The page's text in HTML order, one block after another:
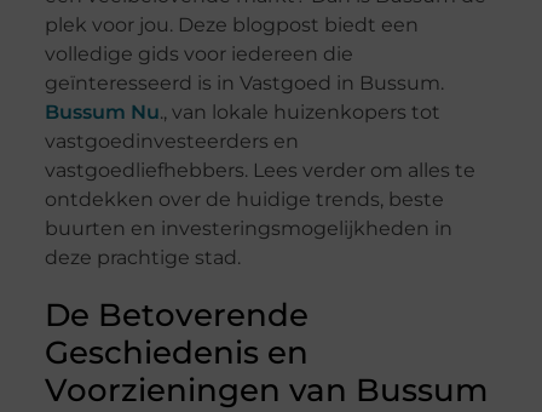
plek voor jou. Deze blogpost biedt een
volledige gids voor iedereen die
geïnteresseerd is in Vastgoed in Bussum.
Bussum Nu., van lokale huizenkopers tot
vastgoedinvesteerders en
vastgoedliefhebbers. Lees verder om alles te
ontdekken over de huidige trends, beste
buurten en investeringsmogelijkheden in
deze prachtige stad.
De Betoverende
Geschiedenis en
Voorzieningen van Bussum